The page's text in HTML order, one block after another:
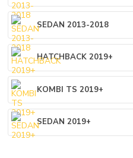
SEDAN 2013-2018
HATCHBACK 2019+
KOMBI TS 2019+
SEDAN 2019+